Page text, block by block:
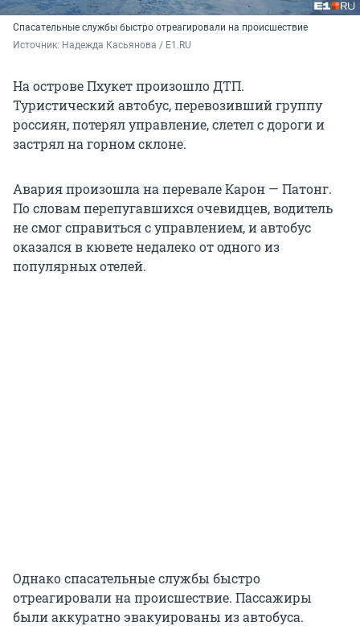
Спасательные службы быстро отреагировали на происшествие
Источник: Надежда Касьянова / E1.RU
На острове Пхукет произошло ДТП.
Туристический автобус, перевозивший группу
россиян, потерял управление, слетел с дороги и
застрял на горном склоне.
Авария произошла на перевале Карон — Патонг.
По словам перепугавшихся очевидцев, водитель
не смог справиться с управлением, и автобус
оказался в кювете недалеко от одного из
популярных отелей.
Однако спасательные службы быстро
отреагировали на происшествие. Пассажиры
были аккуратно эвакуированы из автобуса.